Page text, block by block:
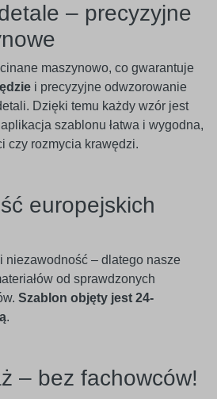
– precyzyjne
maszynowo, co gwarantuje
i precyzyjne odwzorowanie
Dzięki temu każdy wzór jest
szablonu łatwa i wygodna,
czy rozmycia krawędzi.
europejskich
niezawodność – dlatego nasze
od sprawdzonych
Szablon objęty jest 24-
.
– bez fachowców!